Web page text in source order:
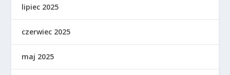
lipiec 2025
czerwiec 2025
maj 2025